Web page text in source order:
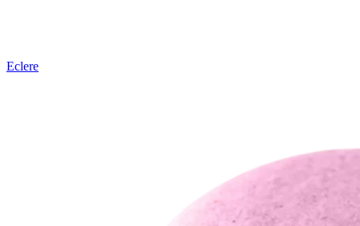
Eclere